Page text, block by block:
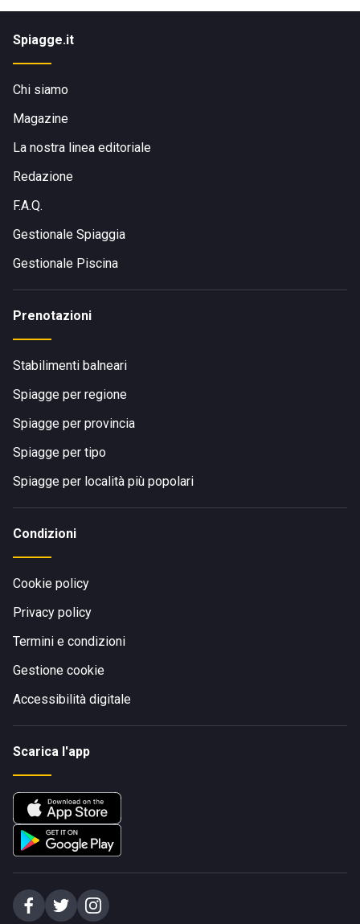
Spiagge.it
Chi siamo
Magazine
La nostra linea editoriale
Redazione
F.A.Q.
Gestionale Spiaggia
Gestionale Piscina
Prenotazioni
Stabilimenti balneari
Spiagge per regione
Spiagge per provincia
Spiagge per tipo
Spiagge per località più popolari
Condizioni
Cookie policy
Privacy policy
Termini e condizioni
Gestione cookie
Accessibilità digitale
Scarica l'app